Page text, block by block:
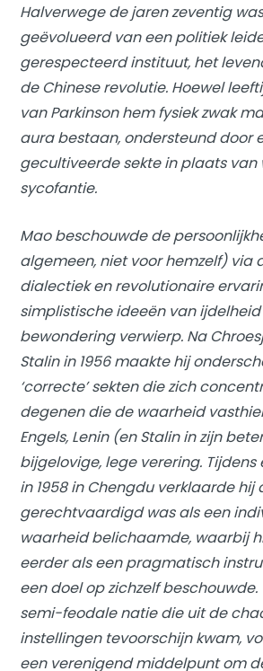
Halverwege de jaren zeventig
geëvolueerd van een politiek
gerespecteerd instituut, het
de Chinese revolutie. Hoewel
van Parkinson hem fysiek zwak
aura bestaan, ondersteund door
gecultiveerde sekte in plaats van
sycofantie.
Mao beschouwde de
algemeen, niet voor hemzelf) via
dialectiek en revolutionaire
simplistische ideeën van
bewondering verwierp. Na
Stalin in 1956 maakte hij
‘correcte’ sekten die zich
degenen die de waarheid
Engels, Lenin (en Stalin in zijn
bijgelovige, lege verering. Tijdens
in 1958 in Chengdu verklaarde
gerechtvaardigd was als een
waarheid belichaamde, waarbij
eerder als een pragmatisch
een doel op zichzelf beschouwde.
semi-feodale natie die uit de
instellingen tevoorschijn kwam,
een verenigend middelpunt om